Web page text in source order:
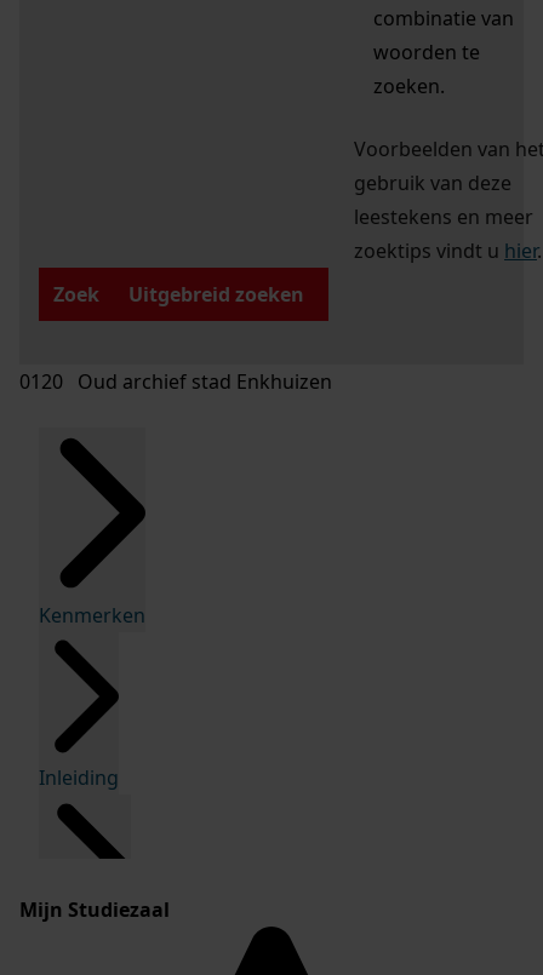
combinatie van
woorden te
zoeken.
Voorbeelden van
gebruik van deze
leestekens en meer
zoektips vindt u hier.
Zoek
Uitgebreid zoeken
0120 Oud archief stad Enkhuizen
Kenmerken
Inleiding
Mijn Studiezaal